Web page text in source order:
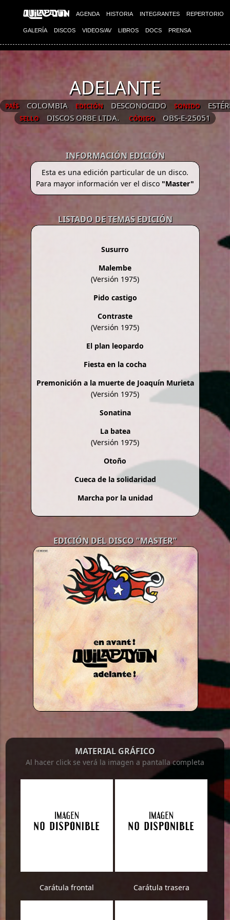
AGENDA HISTORIA INTEGRANTES REPERTORIO
GALERÍA DISCOS VIDEOS/AV LIBROS DOCS PRENSA
ADELANTE
PAÍS COLOMBIA EDICIÓN DESCONOCIDO SONIDO
SELLO DISCOS ORBE LTDA. CÓDIGO OBS-E-25051
INFORMACIÓN EDICIÓN
Esta es una edición particular de un disco.
Para mayor información ver el disco"Master"
LISTADO DE TEMAS EDICIÓN
Susurro
Malembe
(Versión 1975)
Pido castigo
Contraste
(Versión 1975)
El plan leopardo
Fiesta en la cocha
Premonición a la muerte de Joaquín Murieta
(Versión 1975)
Sonatina
La batea
(Versión 1975)
Otoño
Cueca de la solidaridad
Marcha por la unidad
EDICIÓN DEL DISCO "MASTER"
MATERIAL GRÁFICO
Al hacer click se verá la imagen a pantalla completa
Carátula frontal Carátula trasera